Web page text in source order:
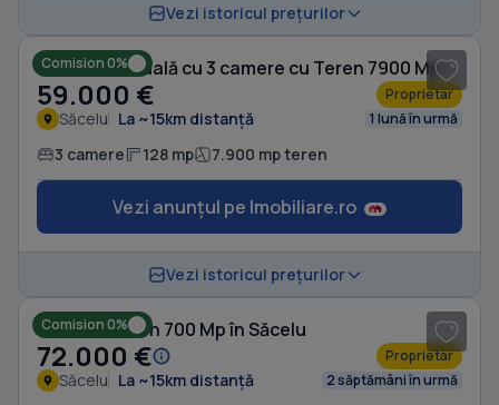
Vezi istoricul prețurilor
Comision 0% Casă individuală cu 3 camere cu Teren 7900 Mp în Săcelu
59.000 € Proprietar
Săcelu La ~15km distanță 1 lună în urmă
3 camere 128 mp 7.900 mp teren
Vezi anunțul pe Imobiliare.ro
Vezi istoricul prețurilor
Comision 0%
Casă cu Teren 700 Mp în Săcelu
72.000 € Proprietar
Săcelu La ~15km distanță 2 săptămâni în urmă